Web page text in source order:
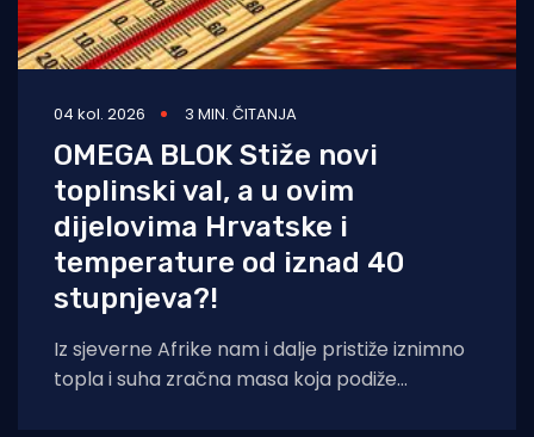
04 kol. 2026 3 MIN. ČITANJA
OMEGA BLOK Stiže novi
toplinski val, a u ovim
dijelovima Hrvatske i
temperature od iznad 40
stupnjeva?!
Iz sjeverne Afrike nam i dalje pristiže iznimno
topla i suha zračna masa koja podiže